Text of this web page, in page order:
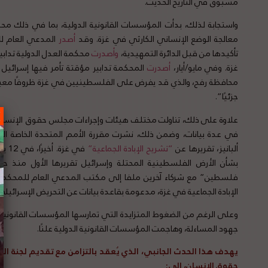
واستجابة لذلك، بدأت المؤسسات القانونية الدولية، بما في ذلك
معالجة الوضع الإنساني الكارثي في ​​غزة. وقد أصدرالمدعي العام
تأكيدها من قبل الدائرة التمهيدية، وأصدرتمحكمة العدل الدولية
غزة. وفي مايو/أيار، أصدرتالمحكمة تدابير مؤقتة تأمر فيها
محافظة رفح، والذي قد يفرض على الفلسطينيين في غزة ظروفًا
جزئيًا”.
علاوة على ذلك، تناولت مختلف هيئات وإجراءات مجلس حقوق الإنسان
في عدة بيانات، وضمن ذلك، نشرت مقررة الأمم المتحدة الخاصة
ألبانيز، تقريرها عن “تشريح الإبادة الجماعية” في غزة. أخيرًا، في 12 يونيو 2024،
بشأن الأرض الفلسطينية المحتلة وإسرائيل تقريرها الأول منذ
فلسطين” مع شركاء آخرين ملفا إلى مكتب المدعي العام للمحكمة
الإبادة الجماعية في غزة، مدعومة بقاعدة بيانات عن التحريض
وعلى الرغم من الضغوط المتزايدة التي تمارسها المؤسسات
جهود المساءلة، وهاجمت المؤسسات القانونية الدولية علنًا.
يهدف هذا الحدث الجانبي، الذي يُعقد بالتزامن مع تقديم لجنة